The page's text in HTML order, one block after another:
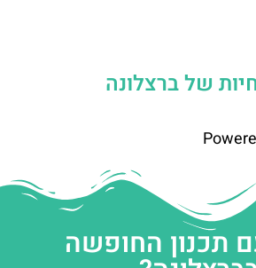
של ברצלונה
תכנון החופשה